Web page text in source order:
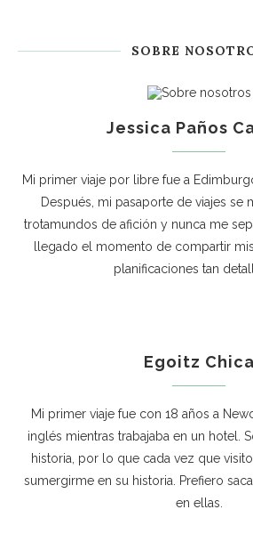
SOBRE
Jessica Paños
Mi primer viaje por libre fue a
Después, mi pasaporte de viajes se
trotamundos de afición y nunca me
llegado el momento de compartir
planificaciones tan
Egoitz Chica
Mi primer viaje fue con 18 años a
inglés mientras trabajaba en un hotel.
historia, por lo que cada vez que
sumergirme en su historia. Prefiero
en ellas.